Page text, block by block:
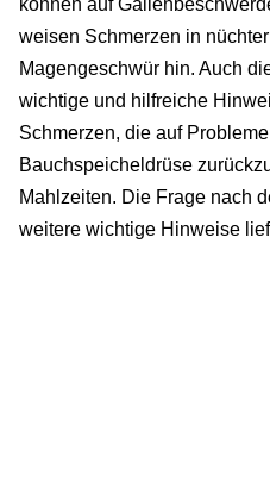
können auf
weisen Schmerzen in
Magengeschwür hin. Auch
wichtige und hilfreiche
Schmerzen, die auf
Bauchspeicheldrüse
Mahlzeiten. Die Frage nach
weitere wichtige Hinweise